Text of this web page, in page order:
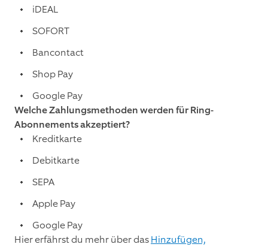
iDEAL
SOFORT
Bancontact
Shop Pay
Google Pay
Welche Zahlungsmethoden werden für Ring-
Abonnements akzeptiert?
Kreditkarte
Debitkarte
SEPA
Apple Pay
Google Pay
Hier erfährst du mehr über dasHinzufügen,